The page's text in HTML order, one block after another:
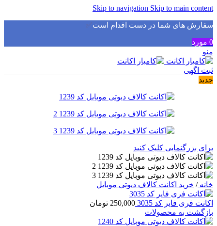
Skip to navigation Skip to main content
سفارش های شما در دست اقدام است✅
0 مورد
منو
ثبت اگهی
جدید
برای بزرگنمایی کلیک کنید
خانه/ خرید اکانت کالاف دیوتی موبایل
اکانت فری فایر کد 3035 250,000 تومان
بازگشت به محصولات